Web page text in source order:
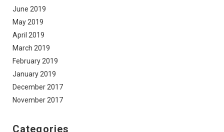
June 2019
May 2019
April 2019
March 2019
February 2019
January 2019
December 2017
November 2017
Categories